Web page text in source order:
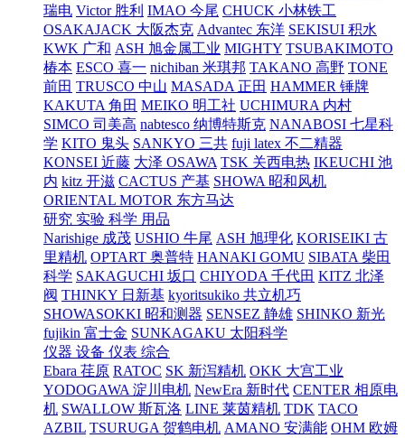
瑞电 Victor 胜利 IMAO 今尾 CHUCK 小林铁工
OSAKAJACK 大阪杰克 Advantec 东洋 SEKISUI 积水
KWK 广和 ASH 旭金属工业 MIGHTY TSUBAKIMOTO
椿本 ESCO 喜一 nichiban 米琪邦 TAKANO 高野 TONE
前田 TRUSCO 中山 MASADA 正田 HAMMER 锤牌
KAKUTA 角田 MEIKO 明工社 UCHIMURA 内村
SIMCO 司美高 nabtesco 纳博特斯克 NANABOSI 七星科
学 KITO 鬼头 SANKYO 三共 fuji latex 不二精器
KONSEI 近藤 大泽 OSAWA TSK 关西电热 IKEUCHI 池
内 kitz 开滋 CACTUS 产基 SHOWA 昭和风机
ORIENTAL MOTOR 东方马达
研究 实验 科学 用品
Narishige 成茂 USHIO 牛尾 ASH 旭理化 KORISEIKI 古
里精机 OPTART 奥普特 HANAKI GOMU SIBATA 柴田
科学 SAKAGUCHI 坂口 CHIYODA 千代田 KITZ 北泽
阀 THINKY 日新基 kyoritsukiko 共立机巧
SHOWASOKKI 昭和测器 SENSEZ 静雄 SHINKO 新光
fujikin 富士金 SUNKAGAKU 太阳科学
仪器 设备 仪表 综合
Ebara 荏原 RATOC SK 新泻精机 OKK 大宫工业
YODOGAWA 淀川电机 NewEra 新时代 CENTER 相原电
机 SWALLOW 斯瓦洛 LINE 莱茵精机 TDK TACO
AZBIL TSURUGA 贺鹤电机 AMANO 安满能 OHM 欧姆